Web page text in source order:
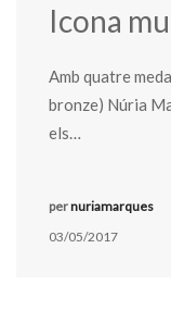
Icona
Amb quatre
bronze) Núria
els…
03/05/2017
pernuriamarques